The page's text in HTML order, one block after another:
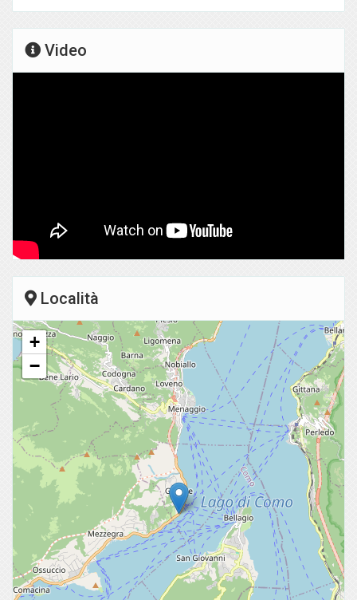
Video
Località
+
−